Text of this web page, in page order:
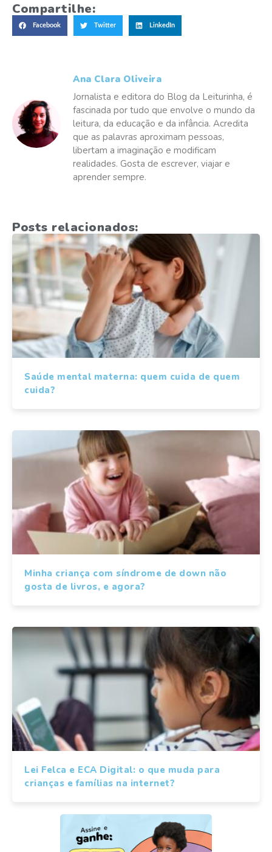
Compartilhe:
Facebook Twitter LinkedIn
Ana Clara Oliveira
Jornalista e editora do Blog da Leiturinha, é
fascinada por tudo que envolve o mundo da
leitura, da educação e da infância. Acredita
que as palavras aproximam pessoas,
libertam a imaginação e modificam
realidades. Gosta de escrever, viajar e
aprender sempre.
Posts relacionados:
Saúde mental materna: quem cuida de quem
cuida?
Minha criança com síndrome de down não
gosta de livros, e agora?
Lei Felca e ECA Digital: o que muda para
crianças e famílias na internet?